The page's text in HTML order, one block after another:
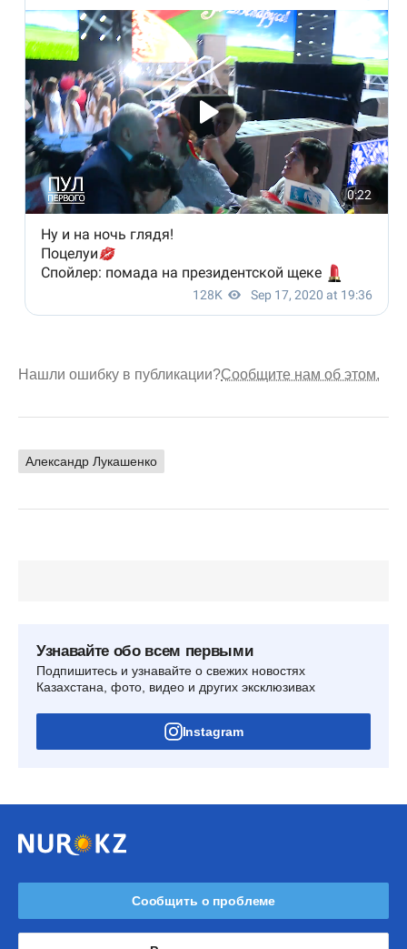
Нашли ошибку в публикации?Сообщите нам об этом.
Александр Лукашенко
Узнавайте обо всем первыми
Подпишитесь и узнавайте о свежих новостях
Казахстана, фото, видео и других эксклюзивах
Instagram
Сообщить о проблеме